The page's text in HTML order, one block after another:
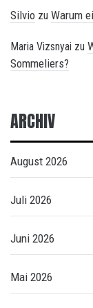
Silvio zu Warum
Maria Vizsnyai zu
Sommeliers?
ARCHIV
August 2026
Juli 2026
Juni 2026
Mai 2026